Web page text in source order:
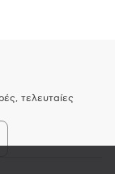
τελευταίες